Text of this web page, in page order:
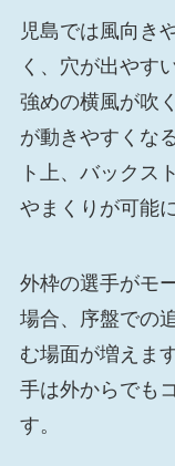
児島では風向き
く、穴が出やす
強めの横風が吹
が動きやすくな
ト上、バックス
やまくりが可能
外枠の選手がモ
場合、序盤での
む場面が増えま
手は外からでも
す。